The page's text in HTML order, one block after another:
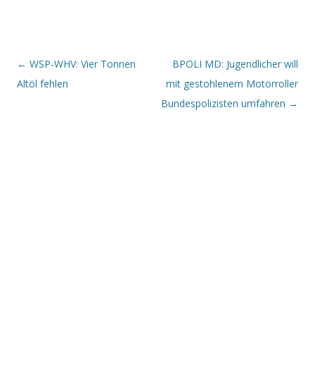
Beitrags-Navigation
← WSP-WHV: Vier Tonnen
Altöl fehlen
BPOLI MD: Jugendlicher will
mit gestohlenem Motorroller
Bundespolizisten umfahren →